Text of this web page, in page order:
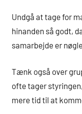
Undgå at tage for
hinanden så godt,
samarbejde er
Tænk også over
ofte tager
mere tid til at